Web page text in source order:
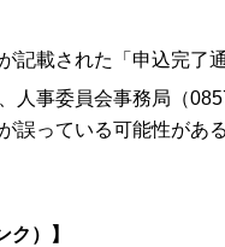
記載された「申込完了
人事委員会事務局（
誤っている可能性があ
）】